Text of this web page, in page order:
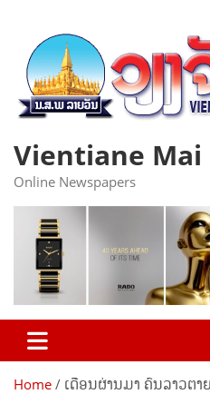
content
Vientiane Mai
Online Newspapers
Home ເດືອນຜ່ານມາ ຄົນລາວຕ